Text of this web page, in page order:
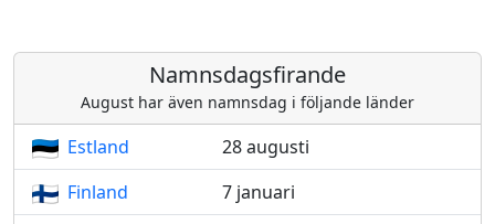
Namnsdagsfirande
August har även namnsdag i följande länder
Estland
28 augusti
Finland
7 januari